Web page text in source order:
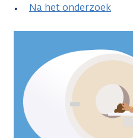
Na het onderzoek